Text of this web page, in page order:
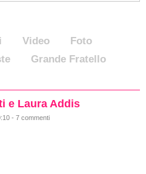
Video
Foto
Grande Fratello
e Laura Addis
- 7 commenti